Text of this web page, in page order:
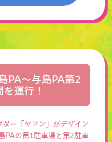
PA～与島PA第2
運行！
ター「ヤドン」がデザイン
PAの第1駐車場と第2駐車